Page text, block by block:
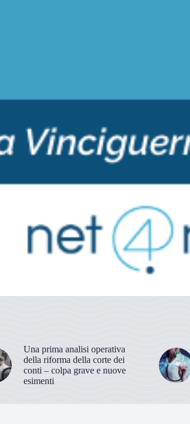
Una prima analisi operativa
della riforma della corte dei
conti – colpa grave e nuove
esimenti